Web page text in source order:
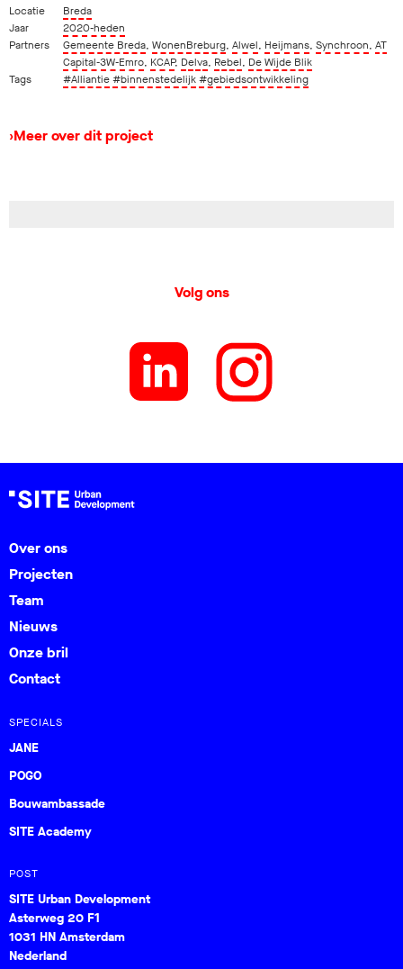
Locatie
Breda
Jaar
2020-heden
Partners
Gemeente Breda, WonenBreburg, Alwel, Heijmans, Synchroon, AT
Capital-3W-Emro, KCAP, Delva, Rebel, De Wijde Blik
Tags
#Alliantie#binnenstedelijk#gebiedsontwikkeling
›Meer over dit project
Volg ons
Over ons
Projecten
Team
Nieuws
Onze bril
Contact
SPECIALS
JANE
POGO
Bouwambassade
SITE Academy
POST
SITE Urban Development
Asterweg 20 F1
1031 HN Amsterdam
Nederland